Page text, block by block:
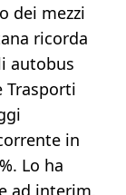
dei mezzi
ricorda
autobus
Trasporti
in
Lo ha
ad interim,